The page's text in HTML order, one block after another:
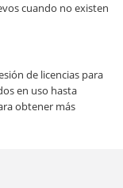
cuando no existen
de licencias para
en uso hasta
obtener más